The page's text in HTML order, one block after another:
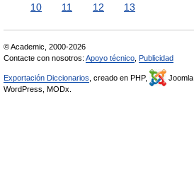
10
11 12 13
© Academic, 2000-2026
Contacte con nosotros: Apoyo técnico Publicidad
Exportación Diccionarios , creado en PHP, Joomla,
WordPress, MODx.